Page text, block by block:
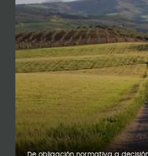
De obligación normativa a